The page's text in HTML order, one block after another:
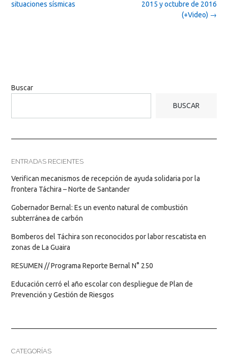
2015 y octubre de 2016
(+Video) →
situaciones sísmicas
Buscar
BUSCAR
ENTRADAS RECIENTES
Verifican mecanismos de recepción de ayuda solidaria por la
frontera Táchira – Norte de Santander
Gobernador Bernal: Es un evento natural de combustión
subterránea de carbón
Bomberos del Táchira son reconocidos por labor rescatista en
zonas de La Guaira
RESUMEN // Programa Reporte Bernal N° 250
Educación cerró el año escolar con despliegue de Plan de
Prevención y Gestión de Riesgos
CATEGORÍAS